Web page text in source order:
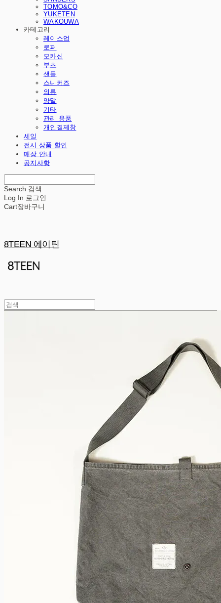
TOMO&CO
YUKETEN
WAKOUWA
카테고리
레이스업
로퍼
모카신
부츠
샌들
스니커즈
의류
양말
기타
관리 용품
개인결제창
세일
전시 상품 할인
매장 안내
공지사항
Search 검색
Log In 로그인
Cart장바구니
8TEEN 에이틴